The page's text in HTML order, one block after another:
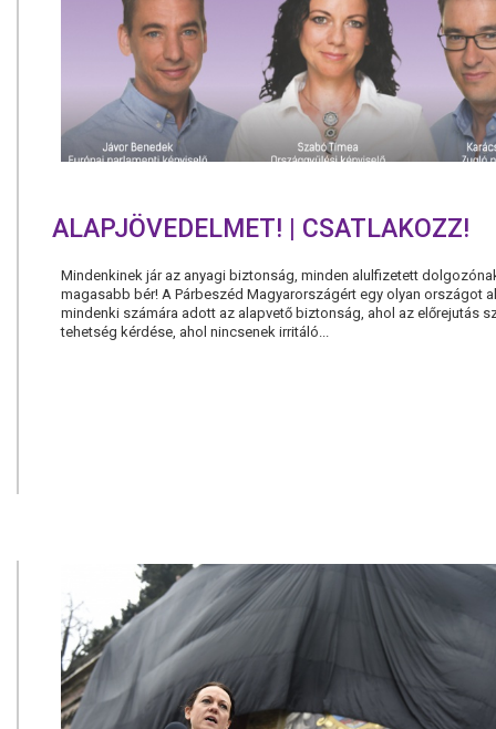
ALAPJÖVEDELMET! | CSATLAKOZZ!
Mindenkinek jár az anyagi biztonság, minden alulfizetett
magasabb bér! A Párbeszéd Magyarországért egy olyan országot
mindenki számára adott az alapvető biztonság, ahol az előrejutás
tehetség kérdése, ahol nincsenek irritáló...